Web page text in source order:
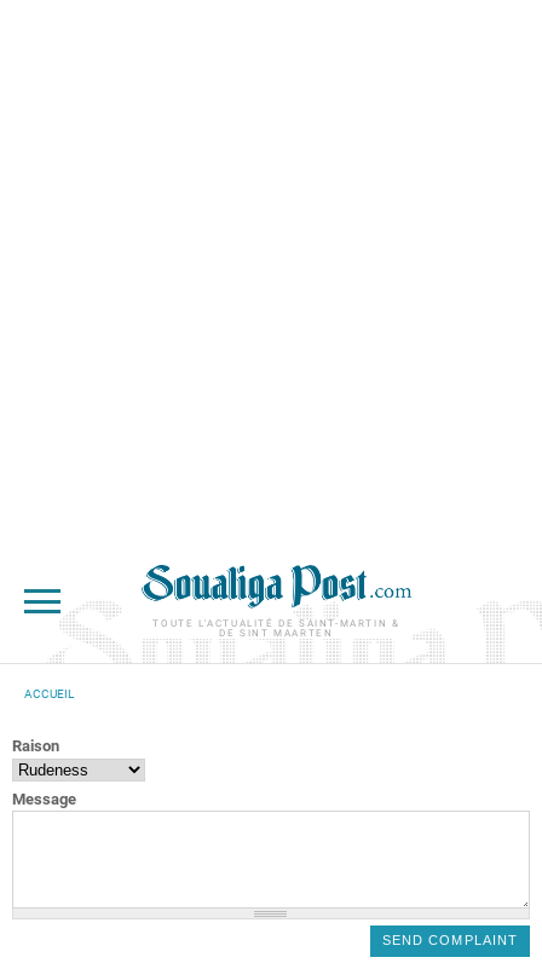
TOUTE L'ACTUALITÉ DE SAINT-MARTIN &
DE SINT MAARTEN
ACCUEIL
Raison
Message